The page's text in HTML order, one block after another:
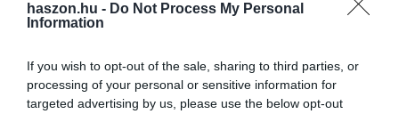
haszon.hu - Do Not Process My Personal
Information
If you wish to opt-out of the sale, sharing to third parties, or
processing of your personal or sensitive information for
targeted advertising by us, please use the below opt-out
Sózás és pihentetés
30 percig állni hagyjuk, amíg levet ereszt. A só segíti a tejsavas
erjedést és elnyomja a káros baktériumokat.